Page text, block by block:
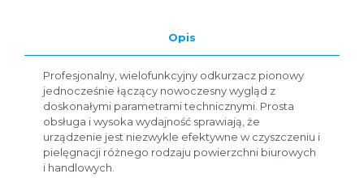
Opis
Profesjonalny, wielofunkcyjny odkurzacz pionowy
jednocześnie łączący nowoczesny wygląd z
doskonałymi parametrami technicznymi. Prosta
obsługa i wysoka wydajność sprawiają, że
urządzenie jest niezwykle efektywne w czyszczeniu i
pielęgnacji różnego rodzaju powierzchni biurowych
i handlowych.